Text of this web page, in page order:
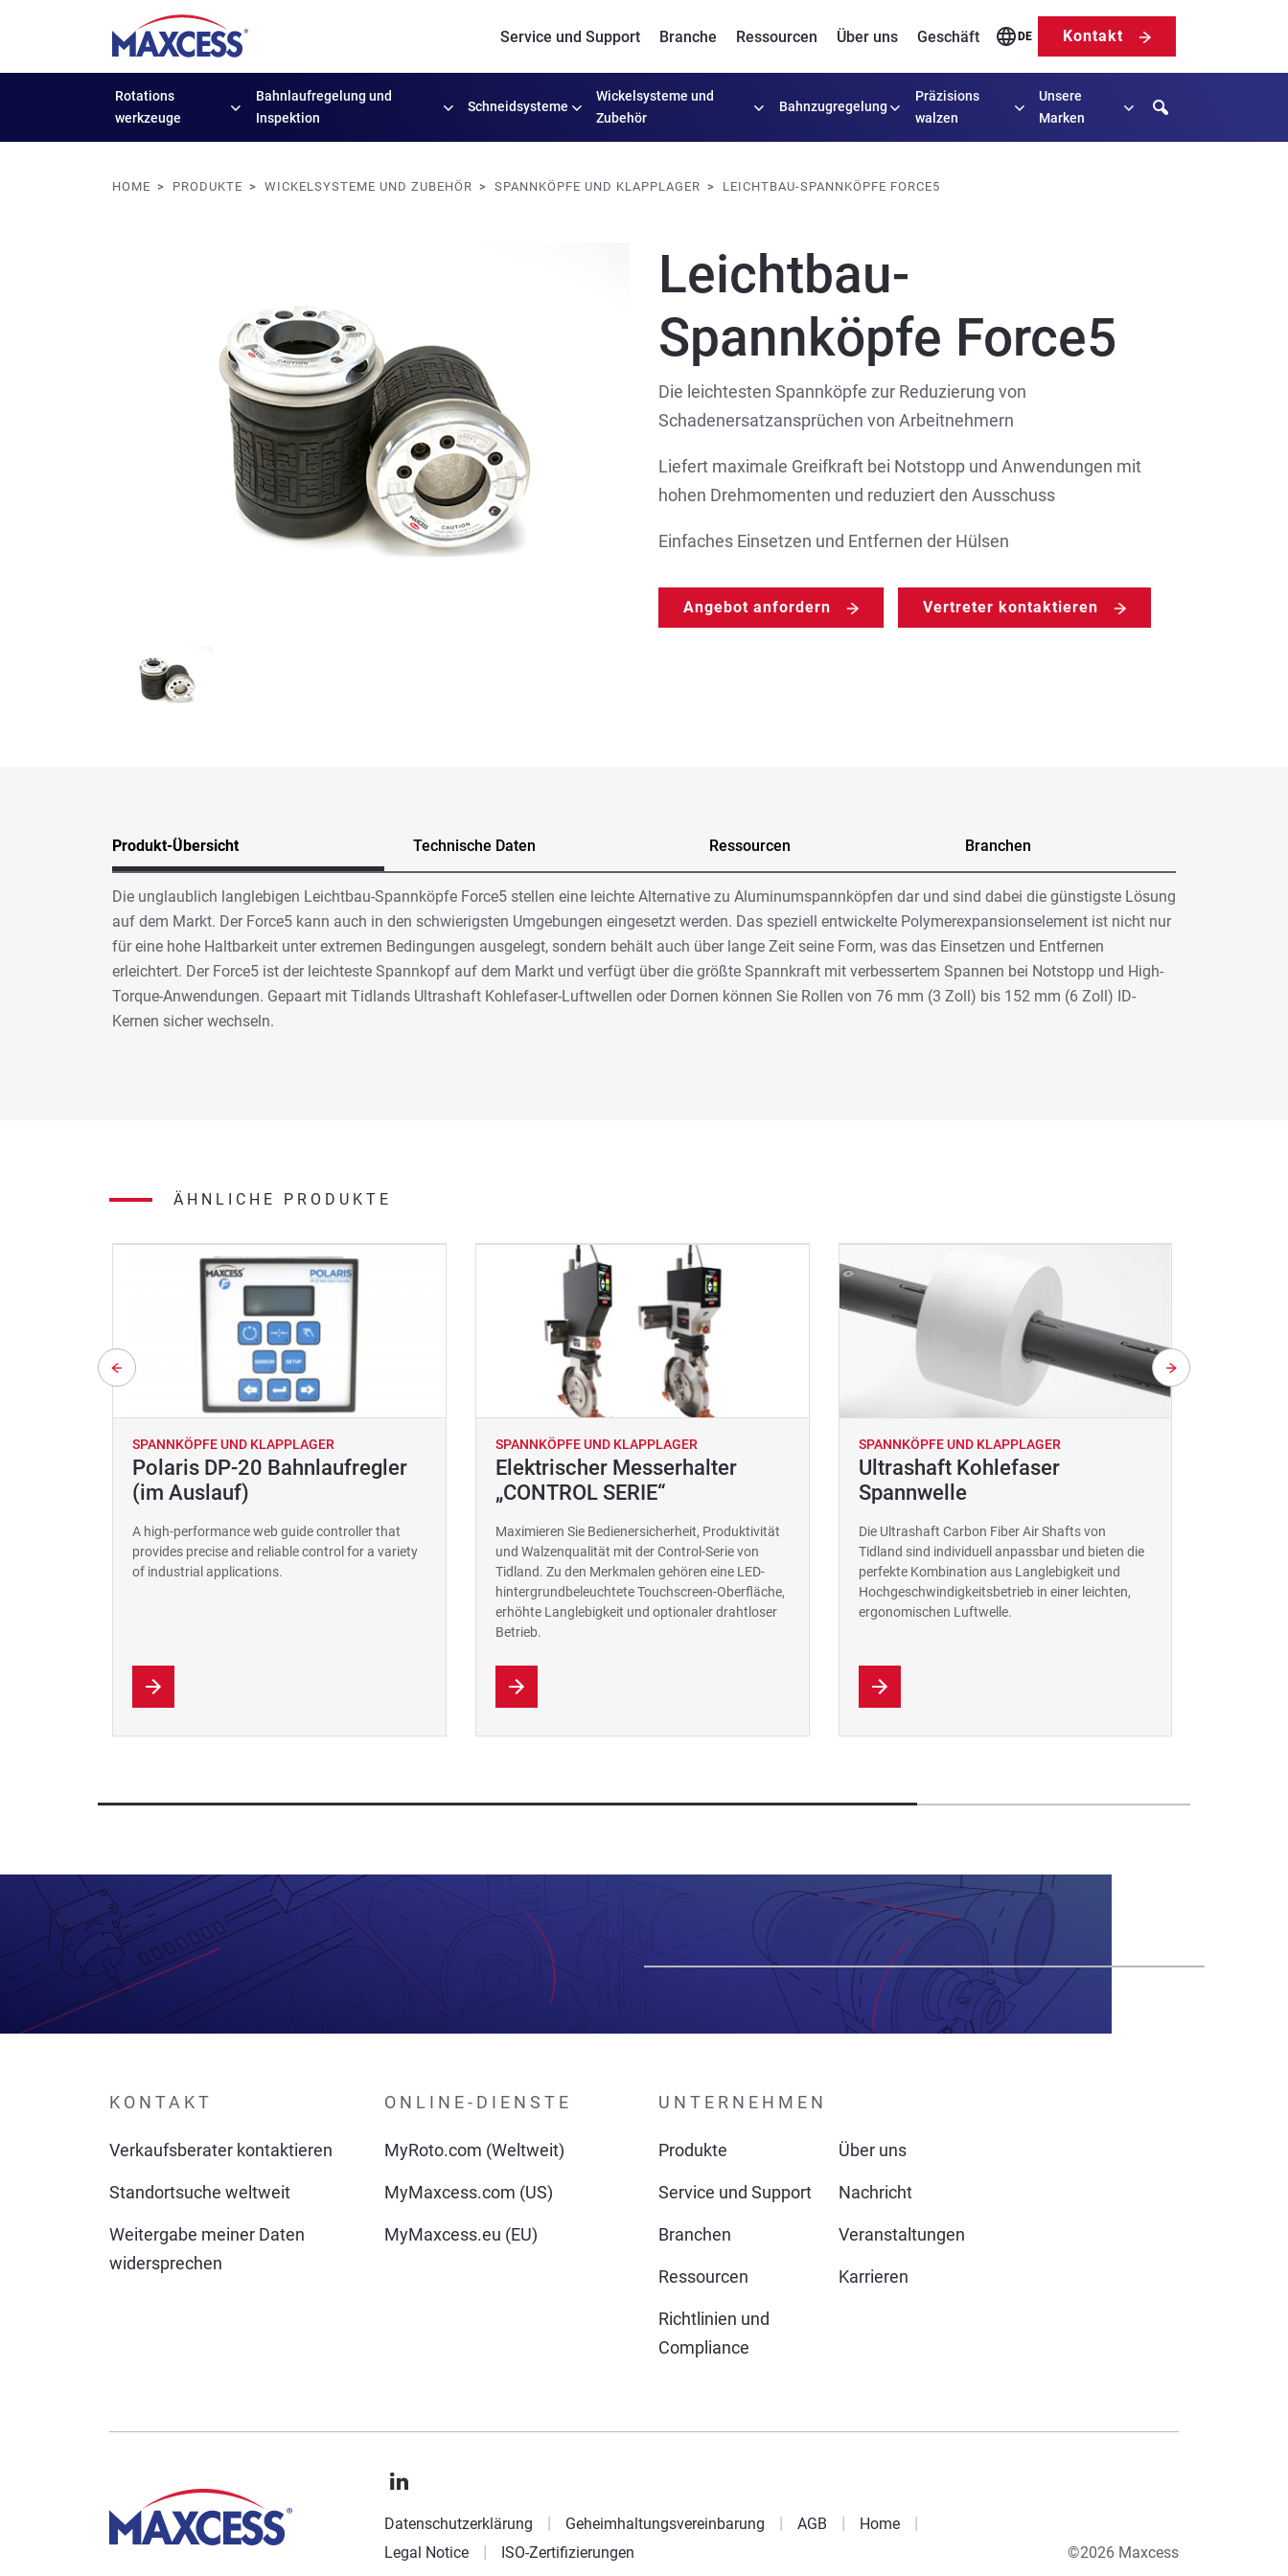
Service und Support Branche Ressourcen Über uns Geschäft DE Kontakt
Rotations
werkzeuge
Bahnlaufregelung und
Inspektion
Schneidsysteme
Wickelsysteme und
Zubehör
Bahnzugregelung
Präzisions
walzen
Unsere
Marken
Search
HOME PRODUKTE WICKELSYSTEME UND ZUBEHÖR SPANNKÖPFE UND KLAPPLAGER LEICHTBAU-SPANNKÖPFE FORCE5
Leichtbau-
Spannköpfe Force5
Die leichtesten Spannköpfe zur Reduzierung von
Schadenersatzansprüchen von Arbeitnehmern
Liefert maximale Greifkraft bei Notstopp und Anwendungen mit
hohen Drehmomenten und reduziert den Ausschuss
Einfaches Einsetzen und Entfernen der Hülsen
Angebot anfordern Vertreter kontaktieren
Produkt-Übersicht Technische Daten Ressourcen Branchen
Die unglaublich langlebigen Leichtbau-Spannköpfe Force5 stellen eine leichte Alternative zu Aluminumspannköpfen dar und sind dabei die günstigste Lösung
auf dem Markt. Der Force5 kann auch in den schwierigsten Umgebungen eingesetzt werden. Das speziell entwickelte Polymerexpansionselement ist nicht nur
für eine hohe Haltbarkeit unter extremen Bedingungen ausgelegt, sondern behält auch über lange Zeit seine Form, was das Einsetzen und Entfernen
erleichtert. Der Force5 ist der leichteste Spannkopf auf dem Markt und verfügt über die größte Spannkraft mit verbessertem Spannen bei Notstopp und High-
Torque-Anwendungen. Gepaart mit Tidlands Ultrashaft Kohlefaser-Luftwellen oder Dornen können Sie Rollen von 76 mm (3 Zoll) bis 152 mm (6 Zoll) ID-
Kernen sicher wechseln.
ÄHNLICHE PRODUKTE
SPANNKÖPFE UND KLAPPLAGER
Polaris DP-20 Bahnlaufregler
(im Auslauf)
A high-performance web guide controller that
provides precise and reliable control for a variety
of industrial applications.
SPANNKÖPFE UND KLAPPLAGER
Elektrischer Messerhalter
„CONTROL SERIE“
Maximieren Sie Bedienersicherheit, Produktivität
und Walzenqualität mit der Control-Serie von
Tidland. Zu den Merkmalen gehören eine LED-
hintergrundbeleuchtete Touchscreen-Oberfläche,
erhöhte Langlebigkeit und optionaler drahtloser
Betrieb.
SPANNKÖPFE UND KLAPPLAGER
Ultrashaft Kohlefaser
Spannwelle
Die Ultrashaft Carbon Fiber Air Shafts von
Tidland sind individuell anpassbar und bieten die
perfekte Kombination aus Langlebigkeit und
Hochgeschwindigkeitsbetrieb in einer leichten,
ergonomischen Luftwelle.
KONTAKT
Verkaufsberater kontaktieren
Standortsuche weltweit
Weitergabe meiner Daten
widersprechen
ONLINE-DIENSTE
MyRoto.com (Weltweit)
MyMaxcess.com (US)
MyMaxcess.eu (EU)
UNTERNEHMEN
Produkte Über uns
Service und Support Nachricht
Branchen Veranstaltungen
Ressourcen Karrieren
Richtlinien und
Compliance
Datenschutzerklärung Geheimhaltungsvereinbarung AGB
Home
Legal Notice
ISO-Zertifizierungen ©2026 Maxcess